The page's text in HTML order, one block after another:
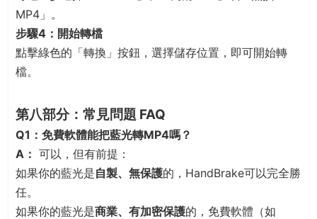
MP4」。
步驟4：開始轉檔
點擊綠色的「轉換」按鈕，選擇儲存位置，即可開始轉
檔。
第八部分：常見問題 FAQ
Q1：免費軟體能把藍光轉MP4嗎？
A： 可以，但有前提：
如果你的藍光是自製、無保護的，HandBrake可以完全勝
任。
如果你的藍光是商業、有加密保護的，免費軟體（如